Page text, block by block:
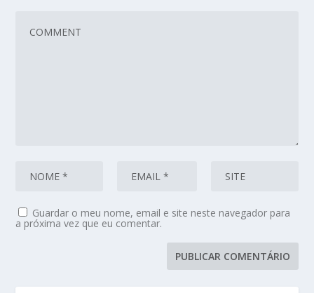
Guardar o meu nome, email e site neste navegador para
a próxima vez que eu comentar.